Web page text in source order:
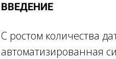
ВВЕДЕНИЕ
С ростом количества
автоматизированная